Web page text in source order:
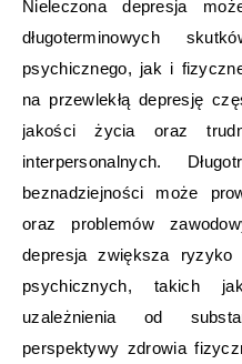
Nieleczona depresja
długoterminowych
psychicznego, jak i
na przewlekłą depresję
jakości życia oraz
interpersonalnych.
beznadziejności może
oraz problemów
depresja zwiększa ryzyko
psychicznych, takich
uzależnienia od
perspektywy zdrowia